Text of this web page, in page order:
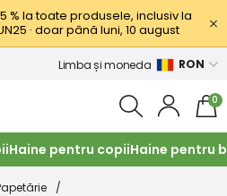
% la toate produsele, inclusiv la
· doar până luni, 10 august
Limba și moneda RON
0
Haine pentru copiiHaine pentru